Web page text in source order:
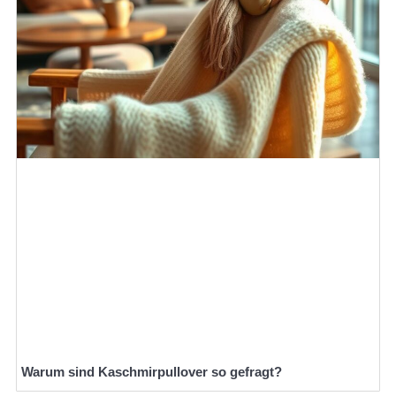
Warum sind Kaschmirpullover so gefragt?